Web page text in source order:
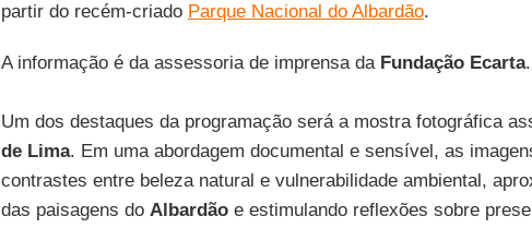
partir do recém-criado Parque Nacional do Albardão.
A informação é da assessoria de imprensa da Fundação Ecarta.
Um dos destaques da programação será a mostra fotográfica
de Lima. Em uma abordagem documental e sensível, as
contrastes entre beleza natural e vulnerabilidade ambiental,
das paisagens do Albardãoe estimulando reflexões sobre